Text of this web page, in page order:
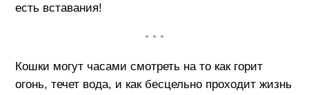
есть вставания!
• • •
Кошки могут часами смотреть на то как горит
огонь, течет вода, и как бесцельно проходит жизнь